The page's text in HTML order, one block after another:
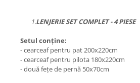
1.LENJERIE SET COMPLET - 4 PIESE
Setul conține:
- cearceaf pentru pat 200x220cm
- cearceaf pentru pilota 180x220cm
- două fețe de pernă 50x70cm